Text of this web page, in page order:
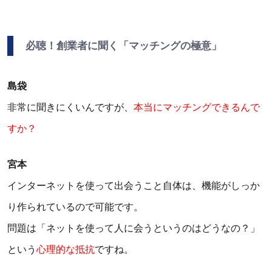
必聴！創業者に聞く「マッチングの極意」
島袋
非常に聞きにくいんですが、本当にマッチングできるんで
すか？
宮本
インターネットを使って出会うこと自体は、機能がしっか
り作られているので可能です。
問題は「ネットを使って人に会うというのはどうなの？」
という心理的な抵抗ですね。